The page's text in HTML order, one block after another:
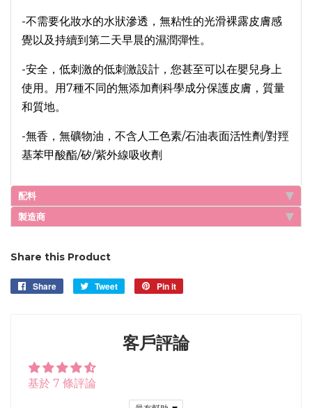
-不需要化妝水的水狀滲透，無粘性的光滑裸露皮膚感
覺以及持續到第二天早晨的濕潤彈性。
-安全，低刺激的低刺激設計，您甚至可以在嬰兒身上
使用。用7種不同的無添加劑科學成分保護皮膚，質量
和質地。
-無香，無礦物油，不含人工色素/石油表面活性劑/對羥
基苯甲酸酯/矽/紫外線吸收劑
配料
製造商
Share this Product
Share
Share
Tweet
Tweet
Pin it
客戶評論
基於 7 條評論